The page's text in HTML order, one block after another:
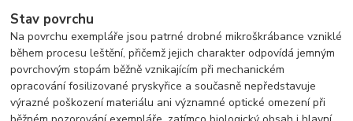
Stav povrchu
Na povrchu exempláře jsou patrné drobné mikroškrábance vzniklé
během procesu leštění, přičemž jejich charakter odpovídá jemným
povrchovým stopám běžně vznikajícím při mechanickém
opracování fosilizované pryskyřice a současně nepředstavuje
výrazné poškození materiálu ani významné optické omezení při